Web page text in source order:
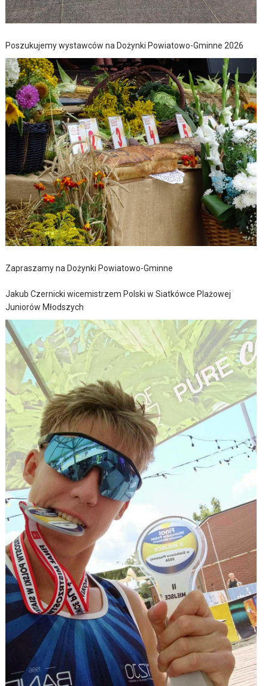
Poszukujemy wystawców na Dożynki Powiatowo-Gminne 2026
Zapraszamy na Dożynki Powiatowo-Gminne
Jakub Czernicki wicemistrzem Polski w Siatkówce Plażowej
Juniorów Młodszych